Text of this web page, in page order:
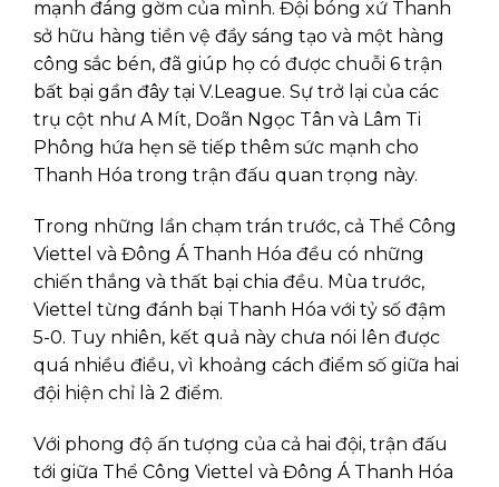
mạnh đáng gờm của mình. Đội bóng xứ Thanh
sở hữu hàng tiền vệ đầy sáng tạo và một hàng
công sắc bén, đã giúp họ có được chuỗi 6 trận
bất bại gần đây tại V.League. Sự trở lại của các
trụ cột như A Mít, Doãn Ngọc Tân và Lâm Ti
Phông hứa hẹn sẽ tiếp thêm sức mạnh cho
Thanh Hóa trong trận đấu quan trọng này.
Trong những lần chạm trán trước, cả Thể Công
Viettel và Đông Á Thanh Hóa đều có những
chiến thắng và thất bại chia đều. Mùa trước,
Viettel từng đánh bại Thanh Hóa với tỷ số đậm
5-0. Tuy nhiên, kết quả này chưa nói lên được
quá nhiều điều, vì khoảng cách điểm số giữa hai
đội hiện chỉ là 2 điểm.
Với phong độ ấn tượng của cả hai đội, trận đấu
tới giữa Thể Công Viettel và Đông Á Thanh Hóa